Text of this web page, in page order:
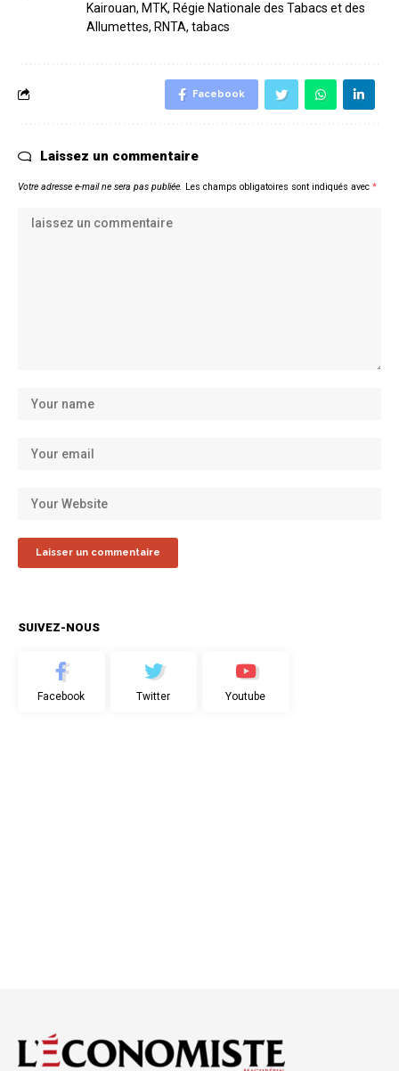
Kairouan, MTK, Régie Nationale des Tabacs et des
Allumettes, RNTA, tabacs
Facebook
Laissez un commentaire
Votre adresse e-mail ne sera pas publiée. Les champs obligatoires sont indiqués avec *
SUIVEZ-NOUS
Facebook Twitter Youtube